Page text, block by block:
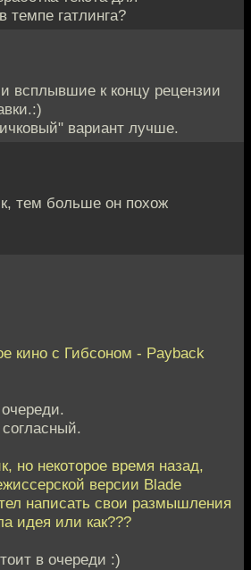
гатлинга?
всплывшие к концу рецензии
вариант лучше.
тем больше он похож
кино с Гибсоном - Payback
но некоторое время назад,
версии Blade
написать свои размышления
идея или как???
в очереди :)